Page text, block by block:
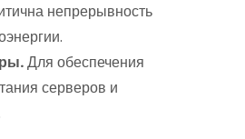
непрерывность
Для обеспечения
серверов и